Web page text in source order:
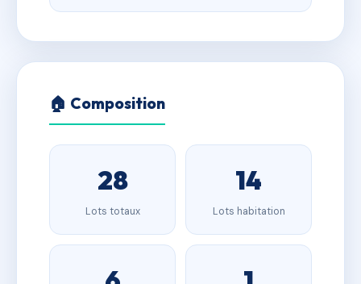
🏠 Composition
28
Lots totaux
14
Lots habitation